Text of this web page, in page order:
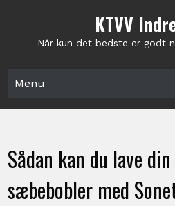
KTVV
Når kun det bedste er godt
Menu
Sådan kan du lave
sæbebobler med